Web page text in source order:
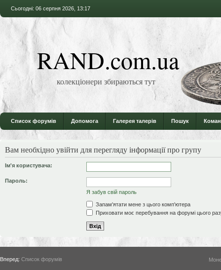
Сьогодні: 06 серпня 2026, 13:17
RAND.com.ua
колекціонери збираються тут
Список форумів Допомога Галерея талерів Пошук
Вам необхідно увійти для перегляду інформації про групу
Ім'я користувача:
Пароль:
Я забув свій пароль
Запам'ятати мене з цього комп'ютера
Приховати моє перебування на форумі цього
Вперед: Список форумів